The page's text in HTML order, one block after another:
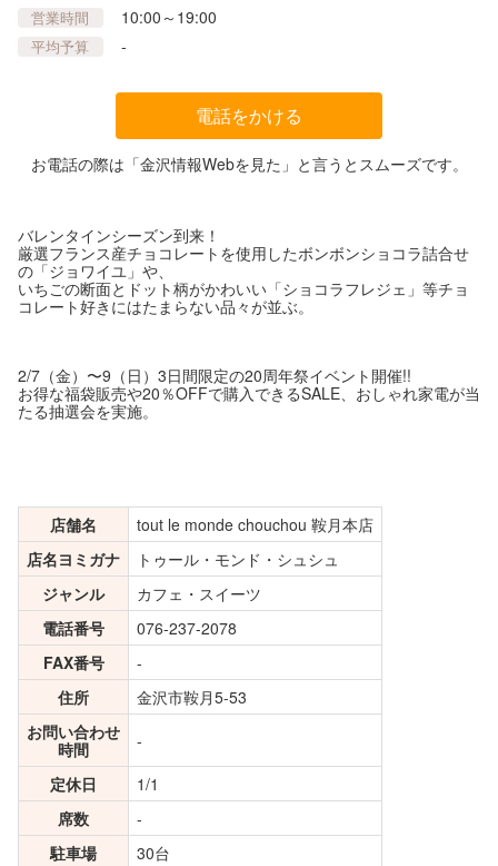
営業時間 10:00～19:00
平均予算 -
電話をかける
お電話の際は「金沢情報Webを見た」と言うとスムーズです。
バレンタインシーズン到来！
厳選フランス産チョコレートを使用したボンボンショコラ詰合せ
の「ジョワイユ」や、
いちごの断面とドット柄がかわいい「ショコラフレジェ」等チョ
コレート好きにはたまらない品々が並ぶ。
2/7（金）〜9（日）3日間限定の20周年祭イベント開催!!
お得な福袋販売や20％OFFで購入できるSALE、おしゃれ家電が当
たる抽選会を実施。
店舗名
tout le monde chouchou 鞍月本店
店名ヨミガナ
トゥール・モンド・シュシュ
ジャンル
カフェ・スイーツ
電話番号
076-237-2078
FAX番号
-
住所
金沢市鞍月5-53
お問い合わせ
時間
-
定休日
1/1
席数
-
駐車場
30台